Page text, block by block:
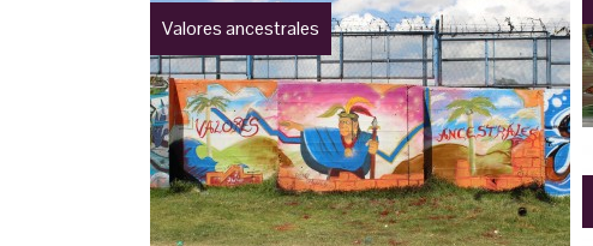
Valores ancestrales